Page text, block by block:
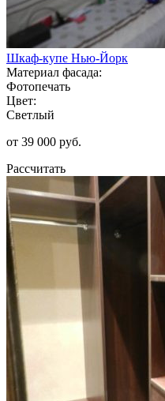
Шкаф-купе Нью-Йорк
Материал фасада:
Фотопечать
Цвет:
Светлый
от 39 000 руб.
Рассчитать